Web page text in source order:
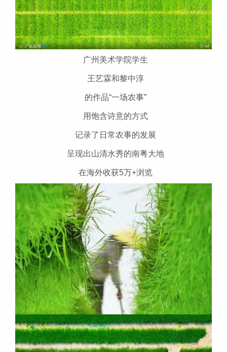
广州美术学院学生
王艺霖和黎中淳
的作品“一场农事”
用饱含诗意的方式
记录了日常农事的发展
呈现出山清水秀的南粤大地
在海外收获5万+浏览